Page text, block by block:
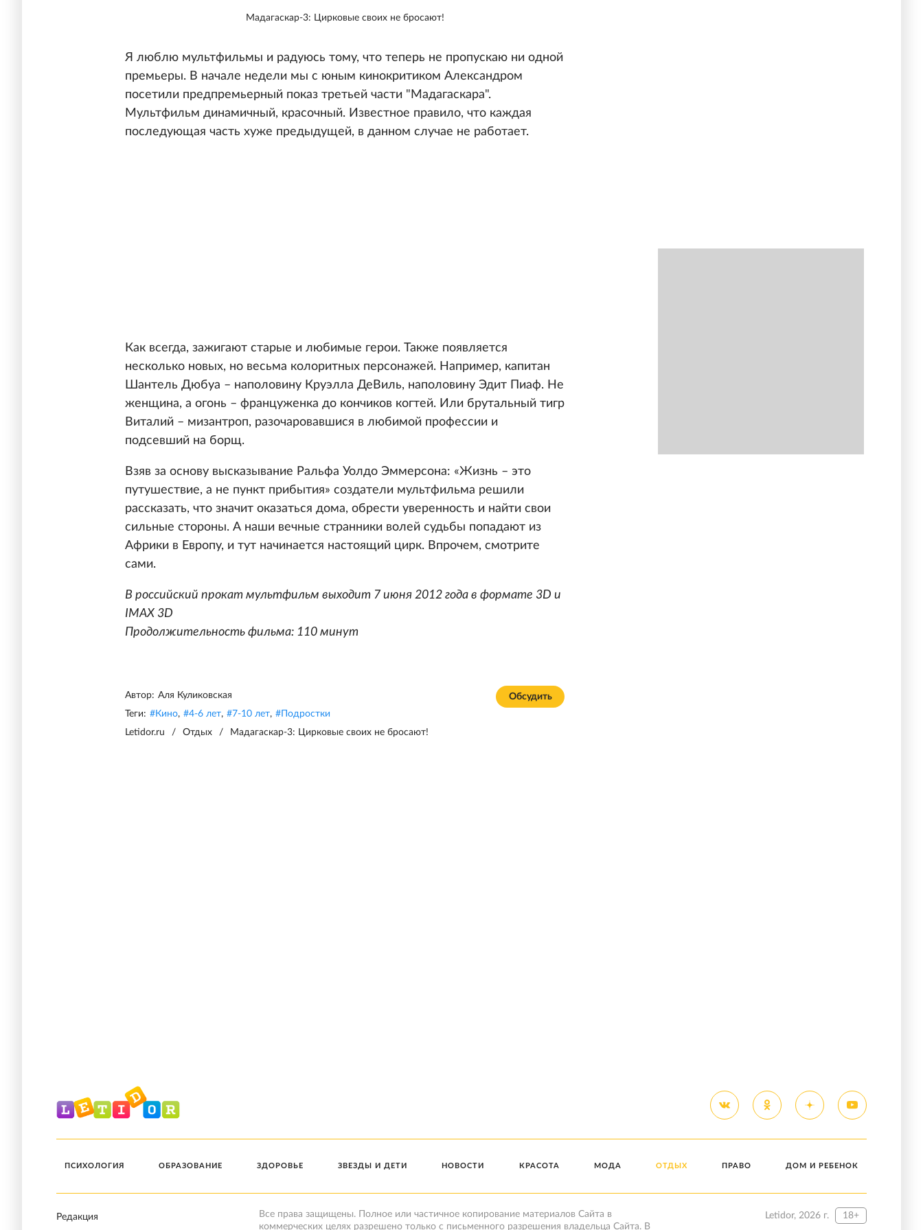
Мадагаскар-3: Цирковые своих не бросают!
Я люблю мультфильмы и радуюсь тому, что теперь не пропускаю ни одной
премьеры. В начале недели мы с юным кинокритиком Александром
посетили предпремьерный показ третьей части "Мадагаскара".
Мультфильм динамичный, красочный. Известное правило, что каждая
последующая часть хуже предыдущей, в данном случае не работает.
Как всегда, зажигают старые и любимые герои. Также появляется
несколько новых, но весьма колоритных персонажей. Например, капитан
Шантель Дюбуа – наполовину Круэлла ДеВиль, наполовину Эдит Пиаф. Не
женщина, а огонь – француженка до кончиков когтей. Или брутальный тигр
Виталий – мизантроп, разочаровавшися в любимой профессии и
подсевший на борщ.
Взяв за основу высказывание Ральфа Уолдо Эммерсона: «Жизнь – это
путушествие, а не пункт прибытия» создатели мультфильма решили
рассказать, что значит оказаться дома, обрести уверенность и найти свои
сильные стороны. А наши вечные странники волей судьбы попадают из
Африки в Европу, и тут начинается настоящий цирк. Впрочем, смотрите
сами.
В российский прокат мультфильм выходит 7 июня 2012 года в формате 3D и
IMAX 3D
Продолжительность фильма: 110 минут
Обсудить
Автор: Аля Куликовская
Теги: #Кино, #4-6 лет, #7-10 лет, # Подростки
Letidor.ru
/ Отдых / Мадагаскар-3: Цирковые своих не бросают!
ПСИХОЛОГИЯ ОБРАЗОВАНИЕ ЗДОРОВЬЕ ЗВЕЗДЫ И ДЕТИ НОВОСТИ КРАСОТА МОДА ОТДЫХ ПРАВО ДОМ И РЕБЕНОК
Редакция Letidor, 2026 г. 18+
Все права защищены. Полное или частичное копирование материалов Сайта в
коммерческих целях разрешено только с письменного разрешения владельца Сайта. В